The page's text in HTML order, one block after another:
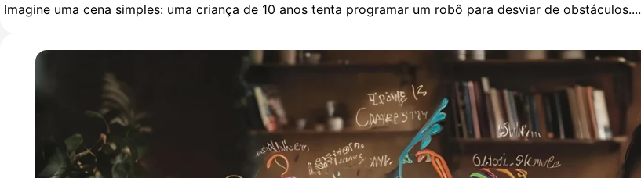
Imagine uma cena simples: uma criança de 10 anos tenta programar um robô para desviar de obstáculos....